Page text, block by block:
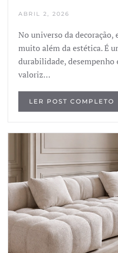
ABRIL 2, 2026
No universo da decoração,
muito além da estética. É
durabilidade, desempenho
valoriz…
LER POST COMPLETO